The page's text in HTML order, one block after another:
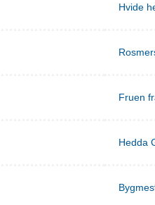
Hvide
Fruen
Hedda